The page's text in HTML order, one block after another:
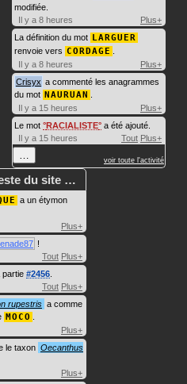
modifiée.
Il y a 8 heures
Plus+
La définition du mot LARGUER
renvoie vers CORDAGE
Il y a 8 heures
Plus+
Crisyx a commenté les anagrammes
du mot NAURUAN
Il y a 15 heures
Plus+
Le mot RACIALISTE a été ajouté.
Il y a 15 heures
Tout Plus+
voir toute l'activité
du site …
a un étymon
Plus+
!
Tout Plus+
partie #2456
Tout Plus+
rupestris a comme
MOCO
Plus+
le taxon Oecanthus
Plus+